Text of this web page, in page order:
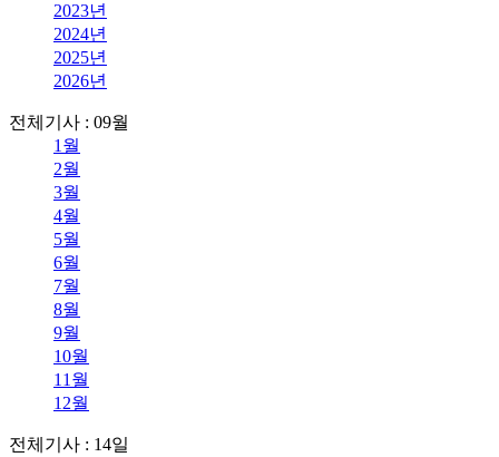
2023년
2024년
2025년
2026년
전체기사 : 09월
1월
2월
3월
4월
5월
6월
7월
8월
9월
10월
11월
12월
전체기사 : 14일